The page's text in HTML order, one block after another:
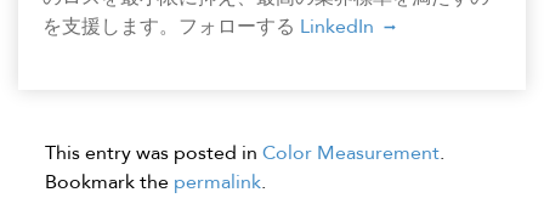
を支援します。フォローする LinkedIn
This entry was posted in Color Measurement.
Bookmark the permalink.